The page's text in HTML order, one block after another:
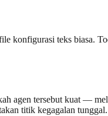
teks biasa.
agen tersebut kuat —
titik kegagalan tunggal.